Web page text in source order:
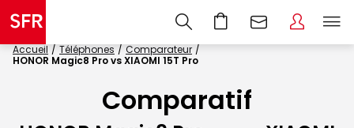
Accueil Téléphones
Comparateur
HONOR Magic8 Pro vs XIAOMI 15T Pro
Comparatif